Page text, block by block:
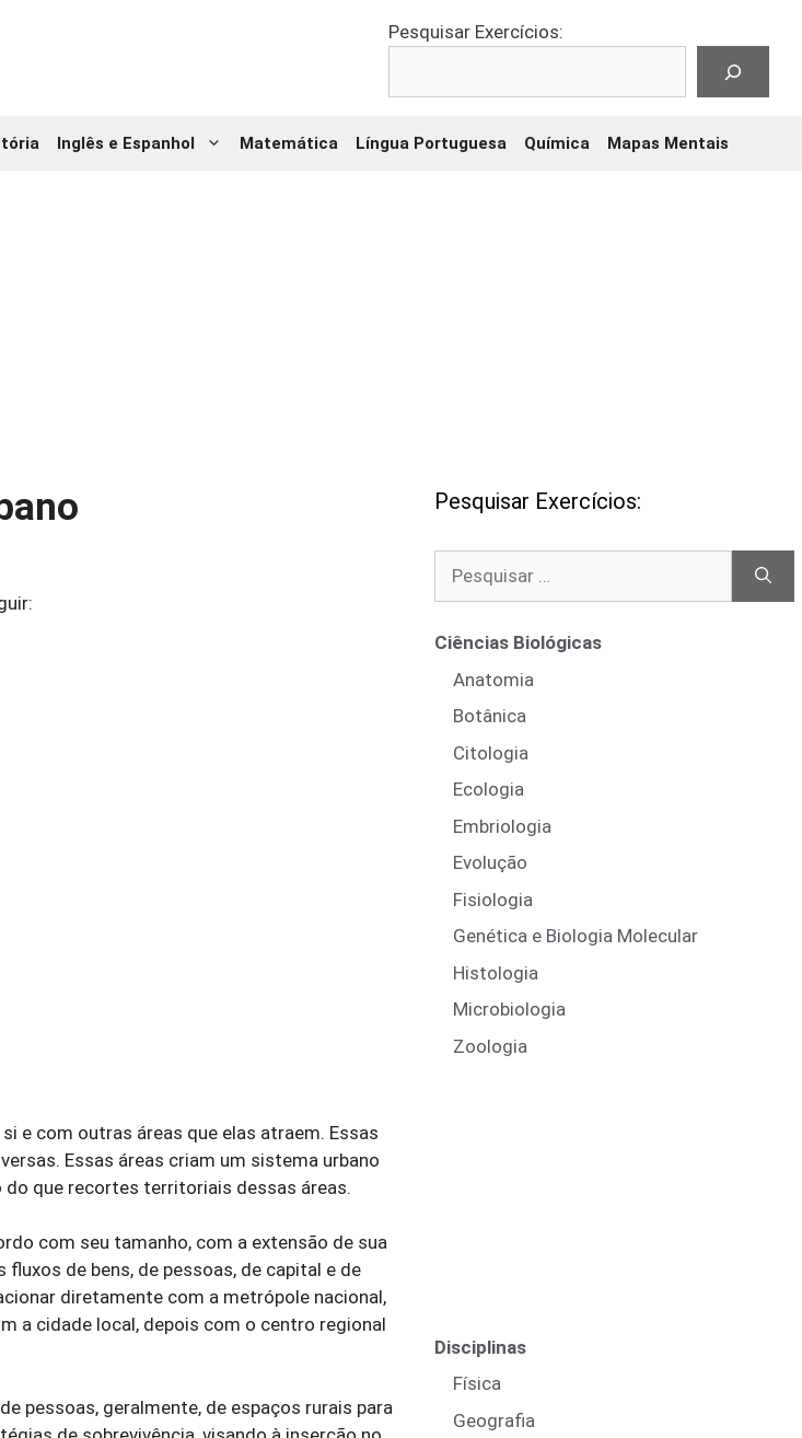
Pesquisar Exercícios:
Inglês e Espanhol Matemática Língua Portuguesa Química Mapas Mentais
e com outras áreas que elas atraem. Essas
Essas áreas criam um sistema urbano
que recortes territoriais dessas áreas.
com seu tamanho, com a extensão de sua
de bens, de pessoas, de capital e de
diretamente com a metrópole nacional,
a cidade local, depois com o centro regional
pessoas, geralmente, de espaços rurais para
Pesquisar Exercícios:
Ciências Biológicas
Anatomia
Botânica
Citologia
Ecologia
Embriologia
Evolução
Fisiologia
Genética e Biologia Molecular
Histologia
Microbiologia
Zoologia
Disciplinas
Física
Geografia